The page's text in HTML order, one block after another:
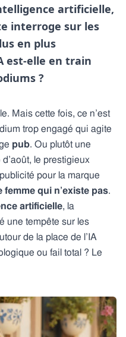
artificielle,
interroge sur les
en plus
est-elle en train
?
Mais cette fois, ce n’est
trop engagé qui agite
pub. Ou plutôt une
le prestigieux
pour la marque
femme qui n’existe pas.
artificielle, la
une tempête sur les
de la place de l’IA
ou fail total ? Le